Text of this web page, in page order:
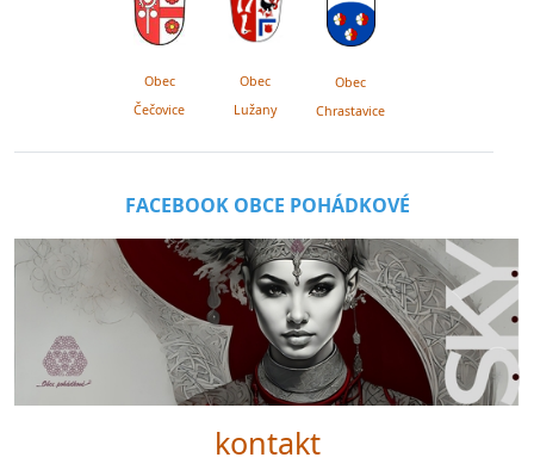
Obec
Čečovice
Obec
Lužany
Obec
Chrastavice
FACEBOOK OBCE POHÁDKOVÉ
kontakt